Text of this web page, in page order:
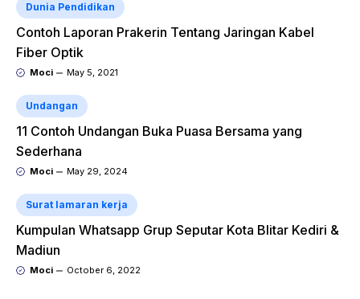
Dunia Pendidikan
Contoh Laporan Prakerin Tentang Jaringan Kabel
Fiber Optik
Moci May 5, 2021
Undangan
11 Contoh Undangan Buka Puasa Bersama yang
Sederhana
Moci May 29, 2024
Surat lamaran kerja
Kumpulan Whatsapp Grup Seputar Kota Blitar Kediri &
Madiun
Moci October 6, 2022